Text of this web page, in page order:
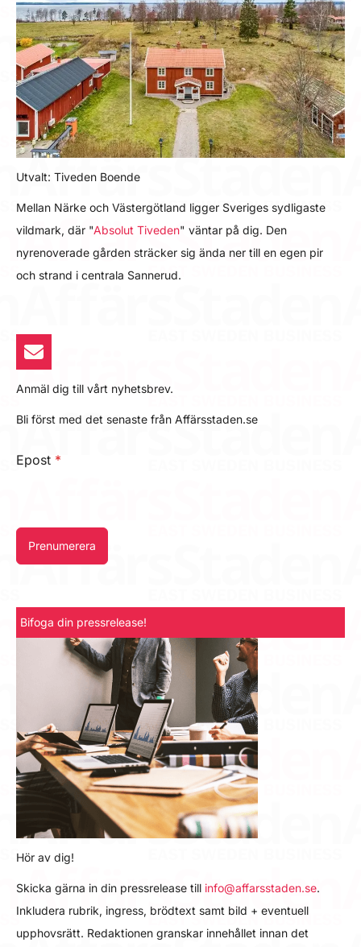
Utvalt: Tiveden Boende
Mellan Närke och Västergötland ligger Sveriges sydligaste
vildmark, där "Absolut Tiveden" väntar på dig. Den
nyrenoverade gården sträcker sig ända ner till en egen pir
och strand i centrala Sannerud.
Anmäl dig till vårt nyhetsbrev.
Bli först med det senaste från Affärsstaden.se
Epost *
Prenumerera
Bifoga din pressrelease!
Hör av dig!
Skicka gärna in din pressrelease till info@affarsstaden.se.
Inkludera rubrik, ingress, brödtext samt bild + eventuell
upphovsrätt. Redaktionen granskar innehållet innan det